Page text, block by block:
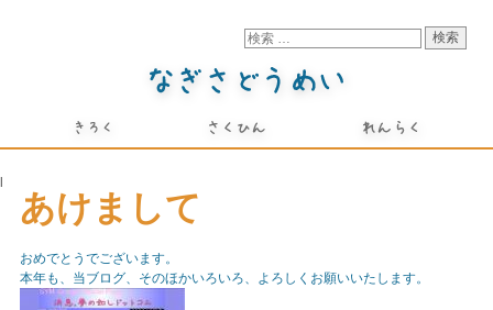
あけまして
おめでとうでございます。
本年も、当ブログ、そのほかいろいろ、よろしくお願いいたします。